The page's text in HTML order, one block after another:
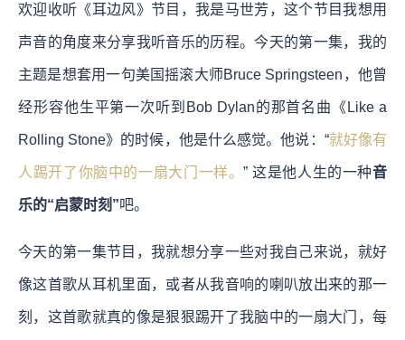
欢迎收听《耳边风》节目，我是马世芳，这个节目我想用
声音的角度来分享我听音乐的历程。今天的第一集，我的
主题是想套用一句美国摇滚大师Bruce Springsteen，他曾
经形容他生平第一次听到Bob Dylan的那首名曲《Like a
Rolling Stone》的时候，他是什么感觉。他说：“就好像有
人踢开了你脑中的一扇大门一样。” 这是他人生的一种音
乐的“启蒙时刻”吧。
今天的第一集节目，我就想分享一些对我自己来说，就好
像这首歌从耳机里面，或者从我音响的喇叭放出来的那一
刻，这首歌就真的像是狠狠踢开了我脑中的一扇大门，每